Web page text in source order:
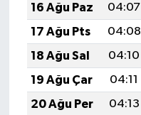
16 Ağu Paz
04:07
17 Ağu Pts
04:08
18 Ağu Sal
04:10
19 Ağu Çar
04:11
20 Ağu Per
04:13